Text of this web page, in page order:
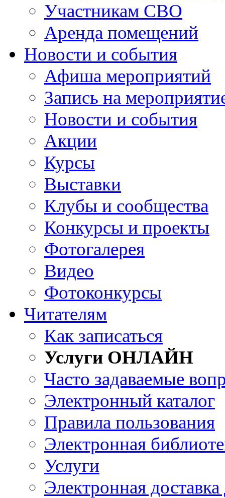
Участникам СВО
Аренда помещений
Новости и события
Афиша мероприятий
Запись на
Новости и события
Акции
Курсы
Выставки
Клубы и сообщества
Конкурсы и проекты
Фотогалерея
Видео
Фотоконкурсы
Читателям
Как записаться
Услуги ОНЛАЙН
Часто задаваемые
Электронный каталог
Правила пользования
Электронная
Услуги
Электронная